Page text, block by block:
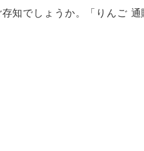
知でしょうか。「りんご